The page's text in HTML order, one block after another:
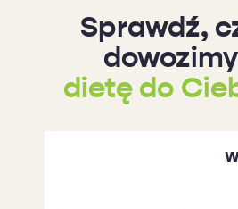
Sprawdź,
dowozimy
dietę do